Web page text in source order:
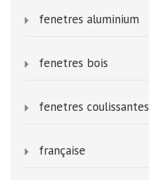
fenetres aluminium
fenetres bois
fenetres coulissantes
française